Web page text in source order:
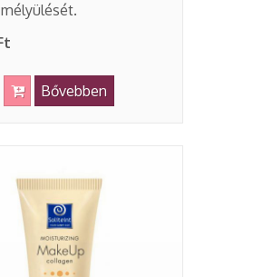
Bővebben